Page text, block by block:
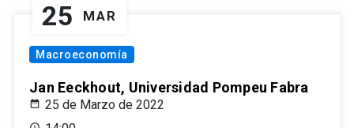
25 MAR
Macroeconomía
Jan Eeckhout, Universidad Pompeu Fabra
25 de Marzo de 2022